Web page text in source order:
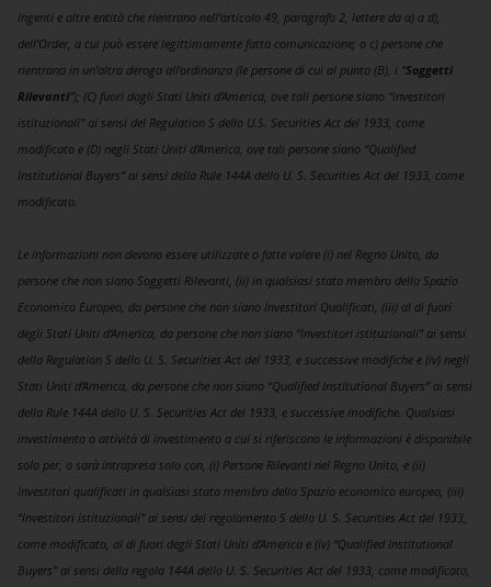
ingenti e altre entità che rientrano nell'articolo 49, paragrafo 2, lettere da a) a d),
dell’Order, a cui può essere legittimamente fatta comunicazione; o c) persone che
rientrano in un'altra deroga all'ordinanza (le persone di cui al punto (B), i “Soggetti
Rilevanti”); (C) fuori dagli Stati Uniti d’America, ove tali persone siano “investitori
istituzionali” ai sensi del Regulation S dello U.S. Securities Act del 1933, come
modificato e (D) negli Stati Uniti d’America, ove tali persone siano “Qualified
Institutional Buyers” ai sensi della Rule 144A dello U. S. Securities Act del 1933, come
modificato.
Le informazioni non devono essere utilizzate o fatte valere (i) nel Regno Unito, da
persone che non siano Soggetti Rilevanti, (ii) in qualsiasi stato membro dello Spazio
Economico Europeo, da persone che non siano Investitori Qualificati, (iii) al di fuori
degli Stati Uniti d’America, da persone che non siano “investitori istituzionali” ai sensi
della Regulation S dello U. S. Securities Act del 1933, e successive modifiche e (iv) negli
Stati Uniti d’America, da persone che non siano “Qualified Institutional Buyers” ai sensi
della Rule 144A dello U. S. Securities Act del 1933, e successive modifiche. Qualsiasi
investimento o attività di investimento a cui si riferiscono le informazioni è disponibile
solo per, o sarà intrapresa solo con, (i) Persone Rilevanti nel Regno Unito, e (ii)
Investitori qualificati in qualsiasi stato membro dello Spazio economico europeo, (iii)
“investitori istituzionali” ai sensi del regolamento S dello U. S. Securities Act del 1933,
come modificato, al di fuori degli Stati Uniti d’America e (iv) “Qualified Institutional
Buyers” ai sensi della regola 144A dello U. S. Securities Act del 1933, come modificato,